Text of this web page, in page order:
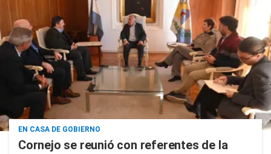
EN CASA DE GOBIERNO
Cornejo se reunió con referentes de la